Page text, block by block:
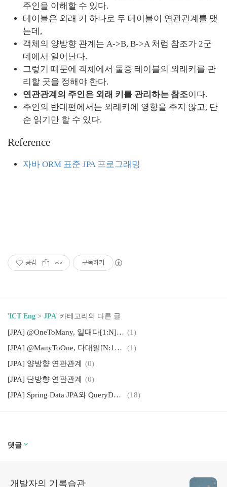
주인을 이해할 수 있다.
테이블은 외래 키 하나로 두 테이블이 연관관계를 맺
는데,
객체의 양방향 관계는 A->B, B->A 처럼 참조가 2군
데에서 일어난다.
그렇기 때문에 객체에서 둘중 테이블의 외래키를 관
리할 곳을 정해야 한다.
연관관계의 주인은 외래 키를 관리하는 참조이다.
주인의 반대편에서는 외래키에 영향을 주지 않고, 단
순 읽기만 할 수 있다.
Reference
자바 ORM 표준 JPA 프로그래밍
공감 구독하기
'ICT Eng > JPA' 카테고리의 다른 글
[JPA] @OneToMany, 일대다[1:N] 관계 (1)
[JPA] @ManyToOne, 다대일[N:1] 관계
(1)
[JPA] 양방향 연관관계
(0)
[JPA] 단방향 연관관계
(0)
[JPA] Spring Data JPA와 QueryDSL 이해, 실무 경험 공유
(18)
댓글
개발자의 기록습관